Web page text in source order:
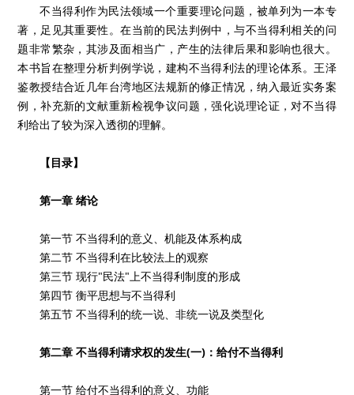
不当得利作为民法领域一个重要理论问题，被单列为一本专
著，足见其重要性。在当前的民法判例中，与不当得利相关的问
题非常繁杂，其涉及面相当广，产生的法律后果和影响也很大。
本书旨在整理分析判例学说，建构不当得利法的理论体系。王泽
鉴教授结合近几年台湾地区法规新的修正情况，纳入最近实务案
例，补充新的文献重新检视争议问题，强化说理论证，对不当得
利给出了较为深入透彻的理解。
【目录】
第一章 绪论
第一节 不当得利的意义、机能及体系构成
第二节 不当得利在比较法上的观察
第三节 现行"民法"上不当得利制度的形成
第四节 衡平思想与不当得利
第五节 不当得利的统一说、非统一说及类型化
第二章 不当得利请求权的发生(一)：给付不当得利
第一节 给付不当得利的意义、功能